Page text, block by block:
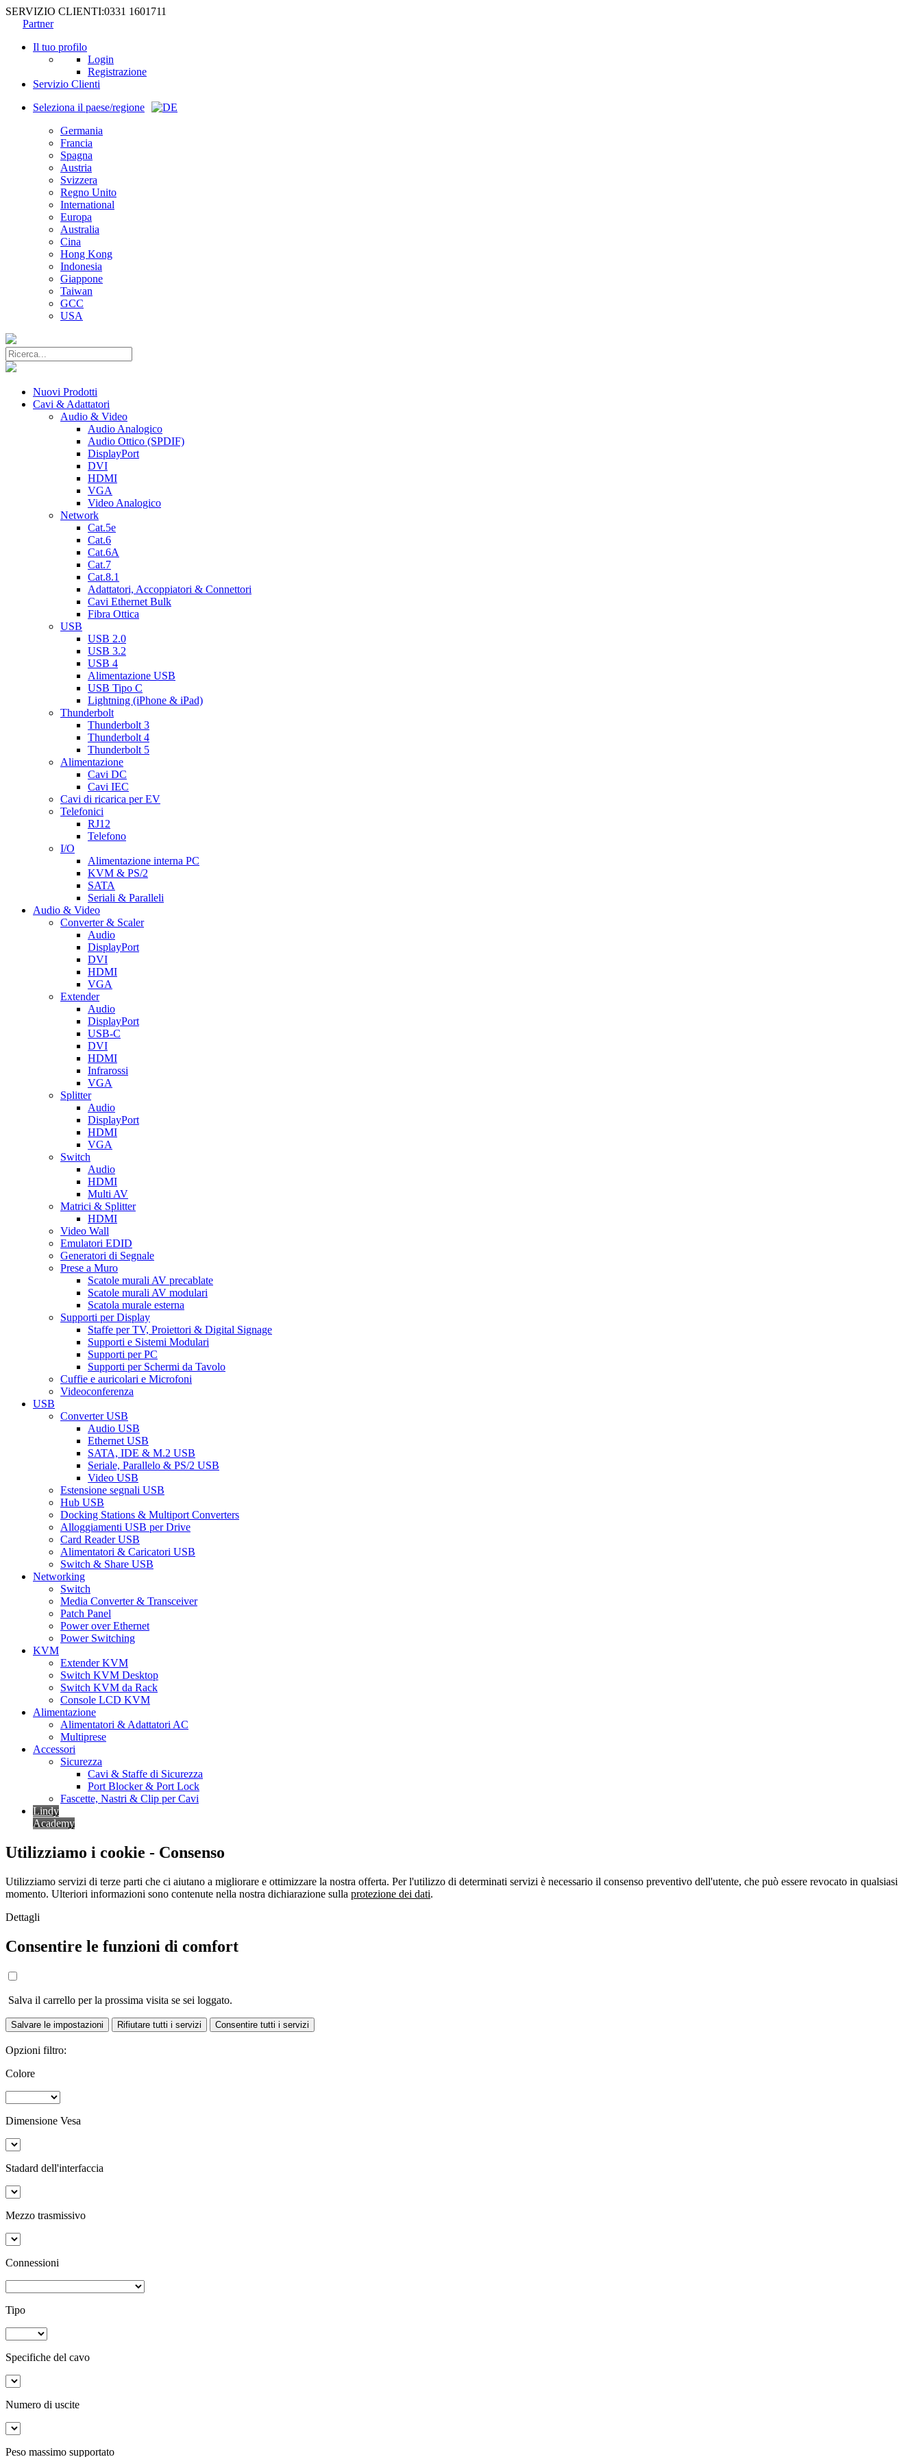
SERVIZIO CLIENTI:0331 1601711
Partner
Il tuo profilo
Login
Registrazione
Servizio Clienti
Seleziona il paese/regione
Germania
Francia
Spagna
Austria
Svizzera
Regno Unito
International
Europa
Australia
Cina
Hong Kong
Indonesia
Giappone
Taiwan
GCC
USA
Nuovi Prodotti
Cavi & Adattatori
Audio & Video
Audio Analogico
Audio Ottico (SPDIF)
DisplayPort
DVI
HDMI
VGA
Video Analogico
Network
Cat.5e
Cat.6
Cat.6A
Cat.7
Cat.8.1
Adattatori, Accoppiatori & Connettori
Cavi Ethernet Bulk
Fibra Ottica
USB
USB 2.0
USB 3.2
USB 4
Alimentazione USB
USB Tipo C
Lightning (iPhone & iPad)
Thunderbolt
Thunderbolt 3
Thunderbolt 4
Thunderbolt 5
Alimentazione
Cavi DC
Cavi IEC
Cavi di ricarica per EV
Telefonici
RJ12
Telefono
I/O
Alimentazione interna PC
KVM & PS/2
SATA
Seriali & Paralleli
Audio & Video
Converter & Scaler
Audio
DisplayPort
DVI
HDMI
VGA
Extender
Audio
DisplayPort
USB-C
DVI
HDMI
Infrarossi
VGA
Splitter
Audio
DisplayPort
HDMI
VGA
Switch
Audio
HDMI
Multi AV
Matrici & Splitter
HDMI
Video Wall
Emulatori EDID
Generatori di Segnale
Prese a Muro
Scatole murali AV precablate
Scatole murali AV modulari
Scatola murale esterna
Supporti per Display
Staffe per TV, Proiettori & Digital Signage
Supporti e Sistemi Modulari
Supporti per PC
Supporti per Schermi da Tavolo
Cuffie e auricolari e Microfoni
Videoconferenza
USB
Converter USB
Audio USB
Ethernet USB
SATA, IDE & M.2 USB
Seriale, Parallelo & PS/2 USB
Video USB
Estensione segnali USB
Hub USB
Docking Stations & Multiport Converters
Alloggiamenti USB per Drive
Card Reader USB
Alimentatori & Caricatori USB
Switch & Share USB
Networking
Switch
Media Converter & Transceiver
Patch Panel
Power over Ethernet
Power Switching
KVM
Extender KVM
Switch KVM Desktop
Switch KVM da Rack
Console LCD KVM
Alimentazione
Alimentatori & Adattatori AC
Multiprese
Accessori
Sicurezza
Cavi & Staffe di Sicurezza
Port Blocker & Port Lock
Fascette, Nastri & Clip per Cavi
Lindy
Academy
Utilizziamo i cookie - Consenso
Utilizziamo servizi di terze parti che ci aiutano a migliorare e ottimizzare la nostra offerta. Per l'utilizzo di determinati servizi è necessario il consenso preventivo dell'utente, che può essere revocato in qualsiasi
momento. Ulteriori informazioni sono contenute nella nostra dichiarazione sulla protezione dei dati.
Dettagli
Consentire le funzioni di comfort
Salva il carrello per la prossima visita se sei loggato.
Salvare le impostazioni Rifiutare tutti i servizi Consentire tutti i servizi
Opzioni filtro:
Colore
Dimensione Vesa
Stadard dell'interfaccia
Mezzo trasmissivo
Connessioni
Tipo
Specifiche del cavo
Numero di uscite
Peso massimo supportato